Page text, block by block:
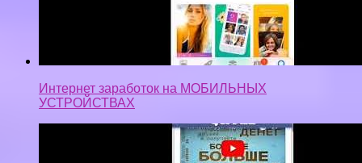
Интернет заработок на МОБИЛЬНЫХ
УСТРОЙСТВАХ